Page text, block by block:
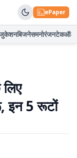
ePaper
बिजनेसमनोरंजनटेकऑटो
इन 5 रूटों